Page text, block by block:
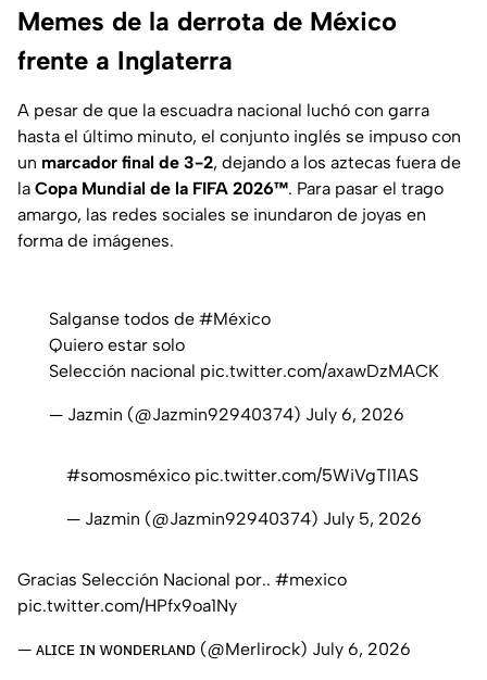
Memes de la derrota de México
frente a Inglaterra
A pesar de que la escuadra nacional luchó con garra
hasta el último minuto, el conjunto inglés se impuso con
un marcador final de 3-2, dejando a los aztecas fuera de
la Copa Mundial de la FIFA 2026™. Para pasar el trago
amargo, las redes sociales se inundaron de joyas en
forma de imágenes.
Salganse todos de #México
Quiero estar solo
Selección nacional pic.twitter.com/axawDzMACK
— Jazmin (@Jazmin92940374) July 6, 2026
#somosméxico pic.twitter.com/5WiVgTl1AS
— Jazmin (@Jazmin92940374) July 5, 2026
Gracias Selección Nacional por.. #mexico
pic.twitter.com/HPfx9oa1Ny
— ᴀʟɪᴄᴇ ɪɴ ᴡᴏɴᴅᴇʀʟᴀɴᴅ (@Merlirock) July 6, 2026